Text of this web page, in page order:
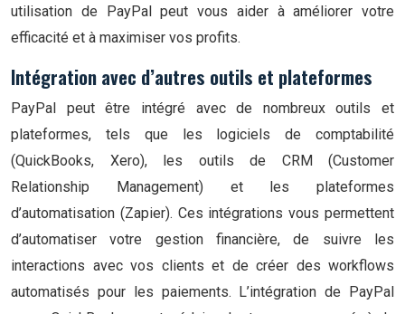
utilisation de PayPal peut vous aider à améliorer votre
efficacité et à maximiser vos profits.
Intégration avec d’autres outils et plateformes
PayPal peut être intégré avec de nombreux outils et
plateformes, tels que les logiciels de comptabilité
(QuickBooks, Xero), les outils de CRM (Customer
Relationship Management) et les plateformes
d’automatisation (Zapier). Ces intégrations vous permettent
d’automatiser votre gestion financière, de suivre les
interactions avec vos clients et de créer des workflows
automatisés pour les paiements. L’intégration de PayPal